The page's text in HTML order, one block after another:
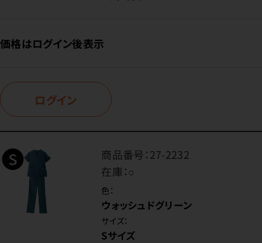
価格はログイン後表示
ログイン
商品番号：27-2232
在庫：○
色：
ウォッシュドグリーン
サイズ：
Sサイズ